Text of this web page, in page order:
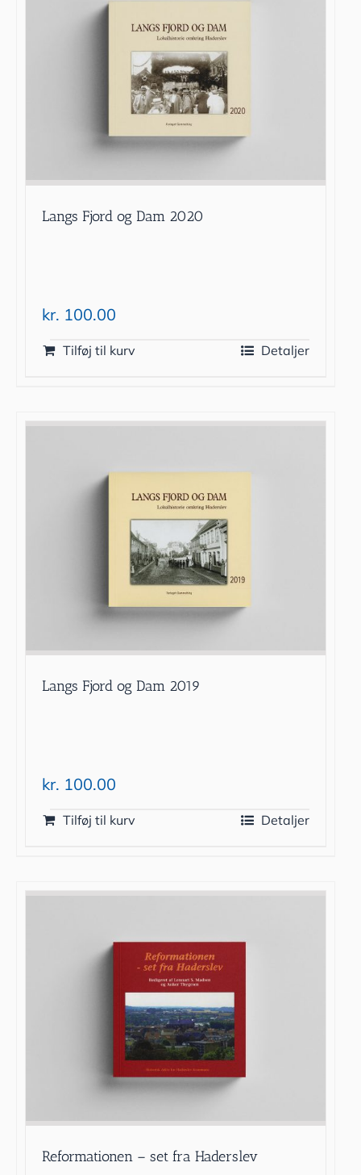
Langs Fjord og Dam 2020
kr. 100.00
Tilføj til kurv Detaljer
Langs Fjord og Dam 2019
kr. 100.00
Tilføj til kurv Detaljer
Reformationen – set fra Haderslev